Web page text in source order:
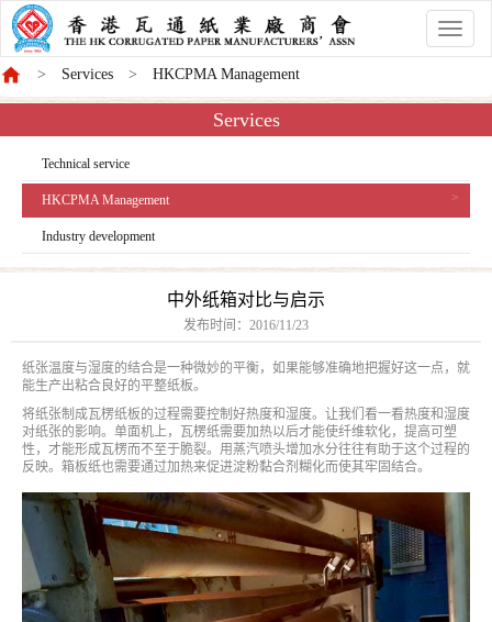
香
港
會
Services HKCPMA Management
Services
Technical service
HKCPMA Management
Industry development
中外纸箱对比与启示
发布时间： 2016/11/23
纸张温度与湿度的结合是一种微妙的平衡，如果能够准确地把握好这一点，就
能生产出粘合良好的平整纸板。
将纸张制成瓦楞纸板的过程需要控制好热度和湿度。让我们看一看热度和湿度
对纸张的影响。单面机上，瓦楞纸需要加热以后才能使纤维软化，提高可塑
性，才能形成瓦楞而不至于脆裂。用蒸汽喷头增加水分往往有助于这个过程的
反映。箱板纸也需要通过加热来促进淀粉黏合剂糊化而使其牢固结合。